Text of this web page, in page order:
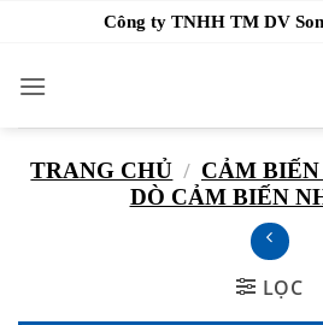
nội
dung
Công ty TNHH TM DV
TRANG CHỦ / CẢM
DÒ CẢM BIẾN
LỌC